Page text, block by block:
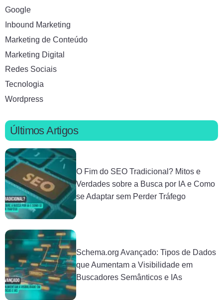
Google
Inbound Marketing
Marketing de Conteúdo
Marketing Digital
Redes Sociais
Tecnologia
Wordpress
Últimos Artigos
O Fim do SEO Tradicional? Mitos e
Verdades sobre a Busca por IA e Como
se Adaptar sem Perder Tráfego
Schema.org Avançado: Tipos de Dados
que Aumentam a Visibilidade em
Buscadores Semânticos e IAs